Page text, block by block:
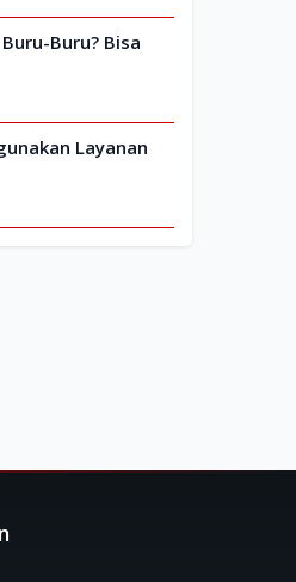
Buru? Bisa
Layanan